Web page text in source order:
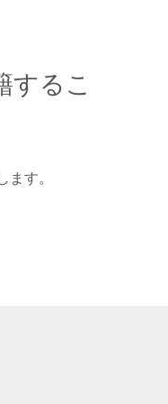
するこ
す。